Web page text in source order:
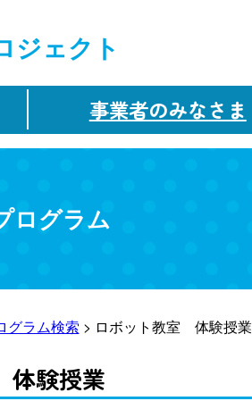
ジェクト
事業者のみなさま
ログラム
グラム検索 > ロボット教室 体験授業
験授業